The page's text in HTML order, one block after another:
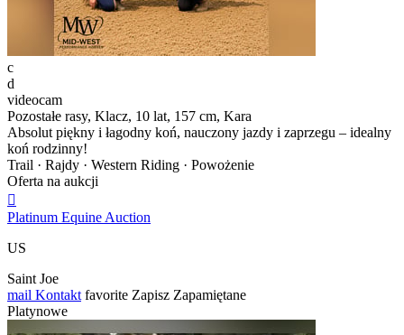
c
d
videocam
Pozostałe rasy, Klacz, 10 lat, 157 cm, Kara
Absolut piękny i łagodny koń, nauczony jazdy i zaprzegu – idealny
koń rodzinny!
Trail · Rajdy · Western Riding · Powożenie
Oferta na aukcji

Platinum Equine Auction
US
Saint Joe
mail Kontakt favorite Zapisz Zapamiętane
Platynowe